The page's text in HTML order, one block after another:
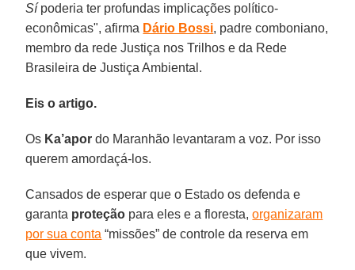
Sípoderia ter profundas implicações político-
econômicas", afirma Dário Bossi, padre comboniano,
membro da rede Justiça nos Trilhos e da Rede
Brasileira de Justiça Ambiental.
Eis o artigo.
Os Ka’apor do Maranhão levantaram a voz. Por isso
querem amordaçá-los.
Cansados de esperar que o Estado os defenda e
garanta proteção para eles e a floresta,organizaram
por sua conta “missões” de controle da reserva em
que vivem.